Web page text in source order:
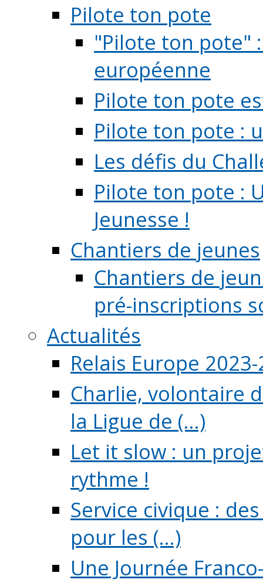
Pilote ton pote
"Pilote ton pote"
européenne
Pilote ton pote
Pilote ton pote :
Les défis du
Pilote ton pote :
Jeunesse !
Chantiers de jeunes
Chantiers de
pré-inscriptions
Actualités
Relais Europe
Charlie, volontaire
la Ligue de (...)
Let it slow : un
rythme !
Service civique :
pour les (...)
Une Journée